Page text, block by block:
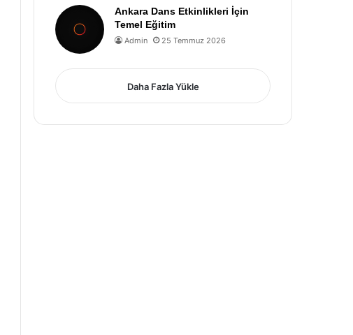
Ankara Dans Etkinlikleri İçin
Temel Eğitim
Admin 25 Temmuz 2026
Daha Fazla Yükle